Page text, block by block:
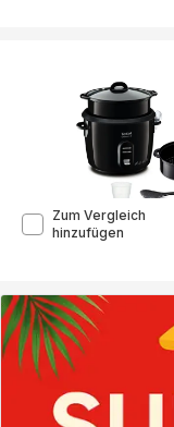
Zum Vergleich
hinzufügen